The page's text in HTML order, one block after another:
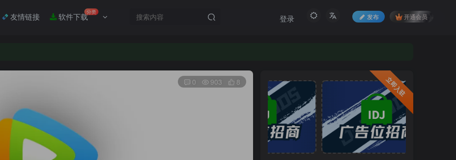
友情链接 软件下载分类
发布 开通会员
登录
0 903 8 立即入驻